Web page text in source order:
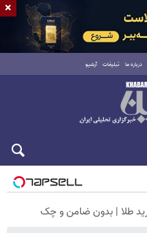
درباره ما تبلیغات آرشیو
×